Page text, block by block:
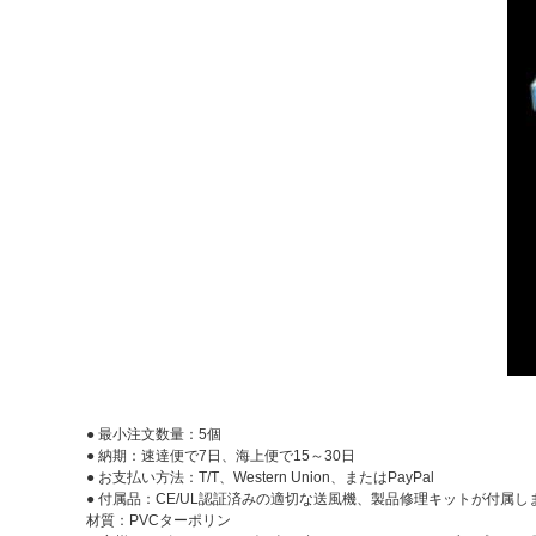
● 最小注文数量：5個
● 納期：速達便で7日、海上便で15～30日
● お支払い方法：T/T、Western Union、またはPayPal
● 付属品：CE/UL認証済みの適切な送風機、製品修理キットが付属し
材質：PVCターポリン